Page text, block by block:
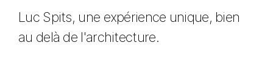
Luc Spits, une expérience unique, bien
au delà de l'architecture.